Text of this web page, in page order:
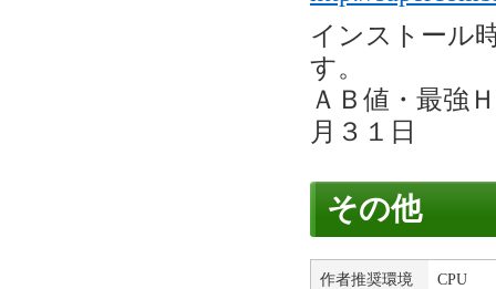
インストール
す。
ＡＢ値・最強
月３１日
その他
作者推奨環境 CPU